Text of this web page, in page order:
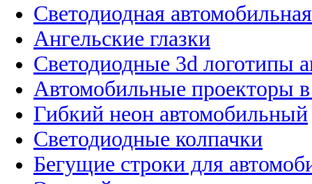
Светодиодная
Ангельские глазки
Светодиодные 3d логотипы
Автомобильные проекторы
Гибкий неон автомобильный
Светодиодные колпачки
Бегущие строки для